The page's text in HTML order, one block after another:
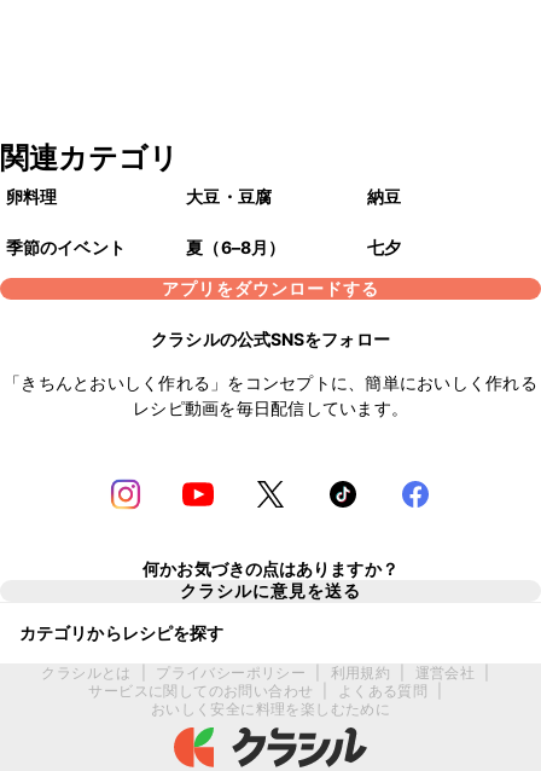
関連カテゴリ
卵料理 大豆・豆腐 納豆
季節のイベント 夏（6–8月）
七夕
アプリをダウンロードする
クラシルの公式SNSをフォロー
「きちんとおいしく作れる」をコンセプトに、簡単においしく作れる
レシピ動画を毎日配信しています。
何かお気づきの点はありますか？
クラシルに意見を送る
カテゴリからレシピを探す
クラシルとは プライバシーポリシー 利用規約 運営会社
サービスに関してのお問い合わせ
よくある質問
おいしく安全に料理を楽しむために